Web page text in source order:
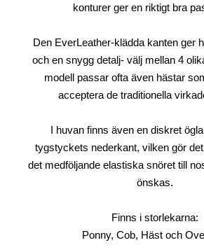
konturer ger en riktigt bra
Den EverLeather-klädda kanten ger
och en snygg detalj- välj mellan 4
modell passar ofta även hästar
acceptera de traditionella
I huvan finns även en diskret
tygstyckets nederkant, vilken gör
det medföljande elastiska snöret till
önskas.
Finns i storlekarna:
Ponny, Cob, Häst och